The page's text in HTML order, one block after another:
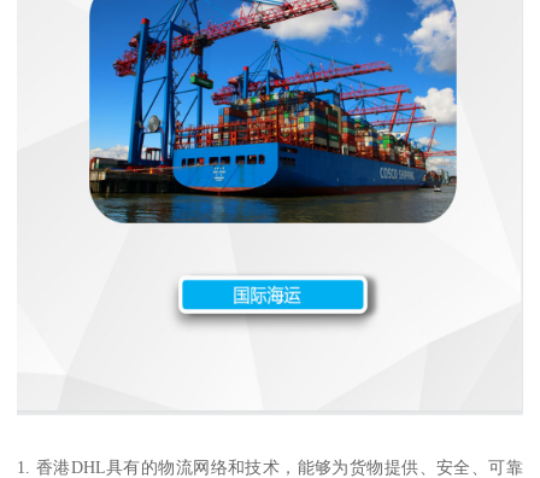
1. 香港DHL具有的物流网络和技术，能够为货物提供、安全、可靠